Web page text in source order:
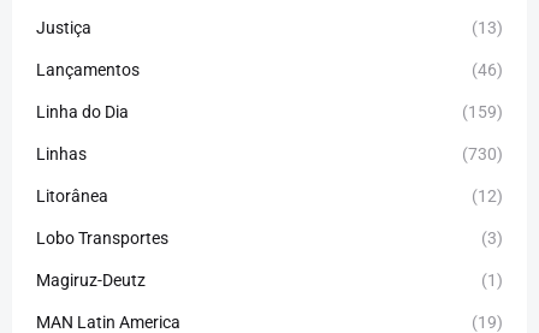
Justiça (13)
Lançamentos (46)
Linha do Dia (159)
Linhas (730)
Litorânea (12)
Lobo Transportes (3)
Magiruz-Deutz (1)
MAN Latin America (19)